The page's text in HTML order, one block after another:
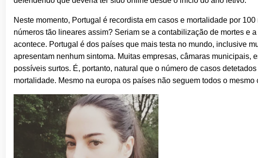
Neste momento, Portugal é recordista em casos e mortalidade por
números tão lineares assim? Seriam se a contabilização de mortes e
acontece. Portugal é dos países que mais testa no mundo, inclusive
apresentam nenhum sintoma. Muitas empresas, câmaras municipais,
possíveis surtos. É, portanto, natural que o número de casos
mortalidade. Mesmo na europa os países não seguem todos o mesmo